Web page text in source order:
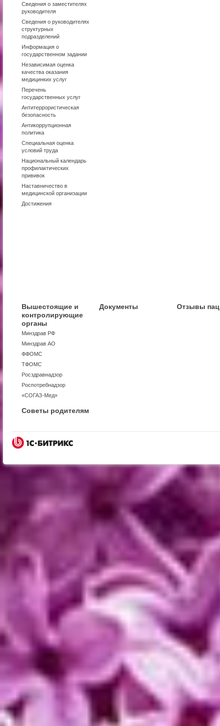
Сведения о заместителях
руководителя
Сведения о руководителях
структурных
подразделений
Информация о
государственном задании
Независимая оценка
качества оказания
медицинких услуг
Перечень
государственных услуг
Антитеррористическая
безопасность
Антикоррупционная
политика
Специальная оценка
условий труда
Национальный календарь
профилактических
прививок
Наставничество в
медицинской организации
Достижения
Вышестоящие и
контролирующие
органы
Минздрав РФ
Минздрав АО
ФФОМС
ТФОМС
Росздравнадзор
Роспотребнадзор
«СОГАЗ-Мед»
Документы Отзывы
Советы родителям